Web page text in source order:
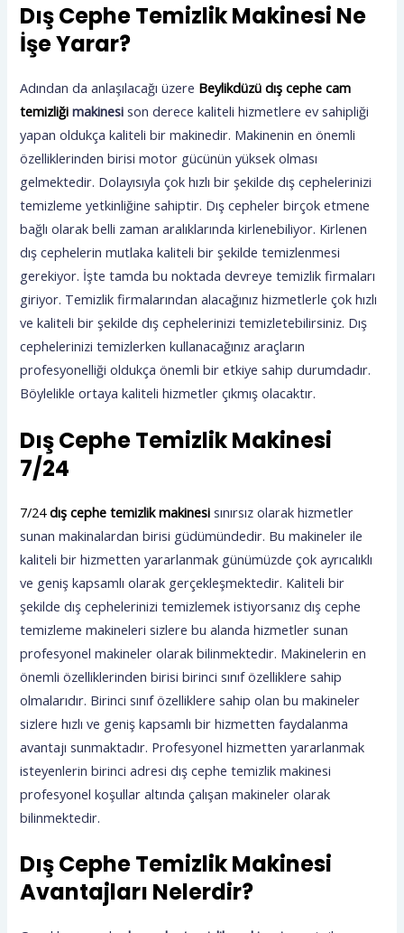
Dış Cephe Temizlik Makinesi Ne
İşe Yarar?
Adından da anlaşılacağı üzere Beylikdüzü dış cephe cam
temizliğimakinesi son derece kaliteli hizmetlere ev sahipliği
yapan oldukça kaliteli bir makinedir. Makinenin en önemli
özelliklerinden birisi motor gücünün yüksek olması
gelmektedir. Dolayısıyla çok hızlı bir şekilde dış cephelerinizi
temizleme yetkinliğine sahiptir. Dış cepheler birçok etmene
bağlı olarak belli zaman aralıklarında kirlenebiliyor. Kirlenen
dış cephelerin mutlaka kaliteli bir şekilde temizlenmesi
gerekiyor. İşte tamda bu noktada devreye temizlik firmaları
giriyor. Temizlik firmalarından alacağınız hizmetlerle çok hızlı
ve kaliteli bir şekilde dış cephelerinizi temizletebilirsiniz. Dış
cephelerinizi temizlerken kullanacağınız araçların
profesyonelliği oldukça önemli bir etkiye sahip durumdadır.
Böylelikle ortaya kaliteli hizmetler çıkmış olacaktır.
Dış Cephe Temizlik Makinesi
7/24
7/24dış cephe temizlik makinesi sınırsız olarak hizmetler
sunan makinalardan birisi güdümündedir. Bu makineler ile
kaliteli bir hizmetten yararlanmak günümüzde çok ayrıcalıklı
ve geniş kapsamlı olarak gerçekleşmektedir. Kaliteli bir
şekilde dış cephelerinizi temizlemek istiyorsanız dış cephe
temizleme makineleri sizlere bu alanda hizmetler sunan
profesyonel makineler olarak bilinmektedir. Makinelerin en
önemli özelliklerinden birisi birinci sınıf özelliklere sahip
olmalarıdır. Birinci sınıf özelliklere sahip olan bu makineler
sizlere hızlı ve geniş kapsamlı bir hizmetten faydalanma
avantajı sunmaktadır. Profesyonel hizmetten yararlanmak
isteyenlerin birinci adresi dış cephe temizlik makinesi
profesyonel koşullar altında çalışan makineler olarak
bilinmektedir.
Dış Cephe Temizlik Makinesi
Avantajları Nelerdir?